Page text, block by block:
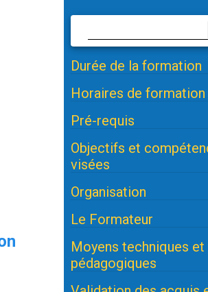
Durée de la formation
Horaires de formation
Pré-requis
Objectifs et
visées
Organisation
Le Formateur
Moyens techniques et
pédagogiques